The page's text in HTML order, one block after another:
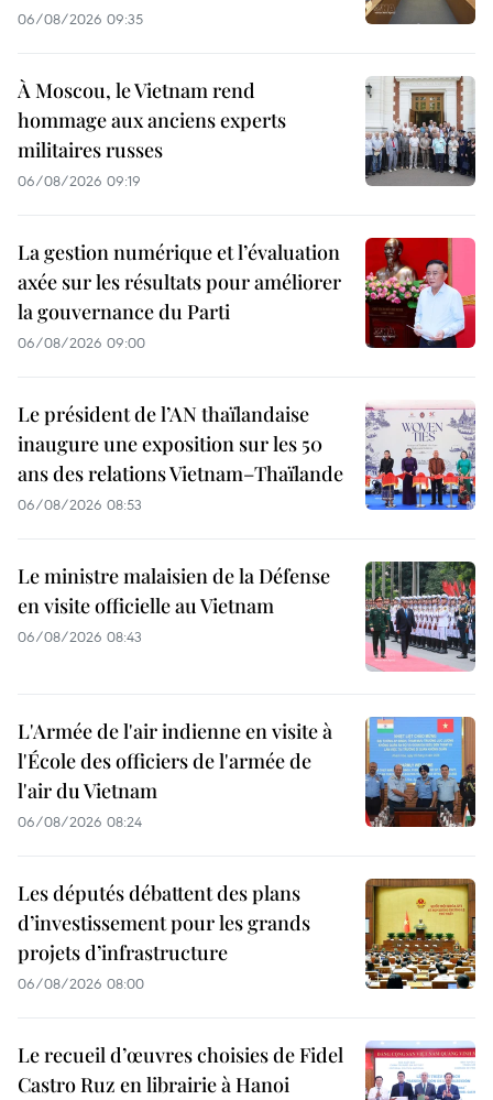
06/08/2026 09:35
À Moscou, le Vietnam rend
hommage aux anciens experts
militaires russes
06/08/2026 09:19
La gestion numérique et l’évaluation
axée sur les résultats pour améliorer
la gouvernance du Parti
06/08/2026 09:00
Le président de l’AN thaïlandaise
inaugure une exposition sur les 50
ans des relations Vietnam–Thaïlande
06/08/2026 08:53
Le ministre malaisien de la Défense
en visite officielle au Vietnam
06/08/2026 08:43
L'Armée de l'air indienne en visite à
l'École des officiers de l'armée de
l'air du Vietnam
06/08/2026 08:24
Les députés débattent des plans
d’investissement pour les grands
projets d’infrastructure
06/08/2026 08:00
Le recueil d’œuvres choisies de Fidel
Castro Ruz en librairie à Hanoi